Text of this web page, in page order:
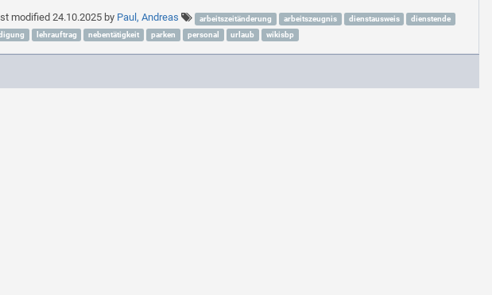
modified24.10.2025 by Paul, Andreas arbeitszeitänderung arbeitszeugnis dienstausweis
dienstende
lehrauftrag nebentätigkeit parken personal urlaub wikisbp